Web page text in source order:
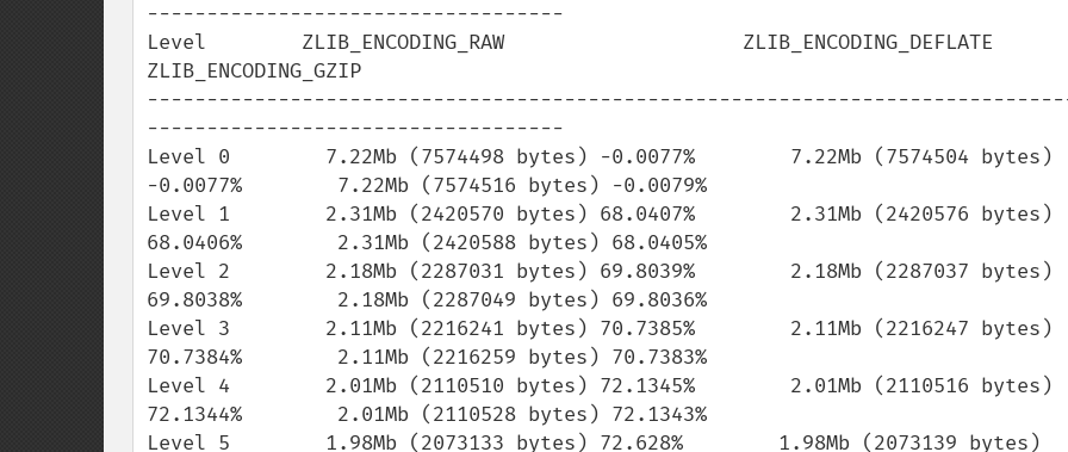
-----------------------------------
Level        ZLIB_ENCODING_RAW                    ZLIB_ENCODING_DEFLATE
ZLIB_ENCODING_GZIP
-----------------------------------
Level 0        7.22Mb (7574498 bytes) -0.0077%        7.22Mb (7574504 bytes)
-0.0077%        7.22Mb (7574516 bytes) -0.0079%
Level 1        2.31Mb (2420570 bytes) 68.0407%        2.31Mb (2420576 bytes)
68.0406%        2.31Mb (2420588 bytes) 68.0405%
Level 2        2.18Mb (2287031 bytes) 69.8039%        2.18Mb (2287037 bytes)
69.8038%        2.18Mb (2287049 bytes) 69.8036%
Level 3        2.11Mb (2216241 bytes) 70.7385%        2.11Mb (2216247 bytes)
70.7384%        2.11Mb (2216259 bytes) 70.7383%
Level 4        2.01Mb (2110510 bytes) 72.1345%        2.01Mb (2110516 bytes)
72.1344%        2.01Mb (2110528 bytes) 72.1343%
Level 5        1.98Mb (2073133 bytes) 72.628%        1.98Mb (2073139 bytes)